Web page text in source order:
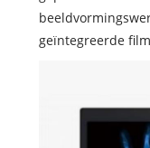
geïntegreerde